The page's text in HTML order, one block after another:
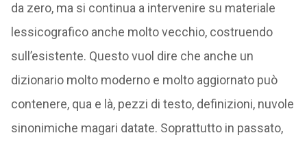
da zero, ma si continua a intervenire su materiale
lessicografico anche molto vecchio, costruendo
sull’esistente. Questo vuol dire che anche un
dizionario molto moderno e molto aggiornato può
contenere, qua e là, pezzi di testo, definizioni, nuvole
sinonimiche magari datate. Soprattutto in passato,